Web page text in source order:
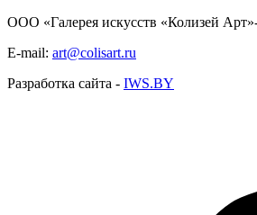
ООО «Галерея искусств «Колизей
E-mail: art@colisart.ru
Разработка сайта - IWS.BY